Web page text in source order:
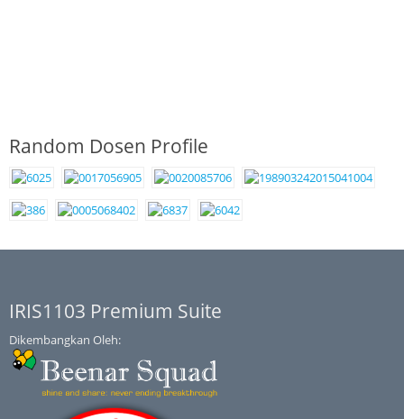
Random Dosen Profile
IRIS1103 Premium Suite
Dikembangkan Oleh: